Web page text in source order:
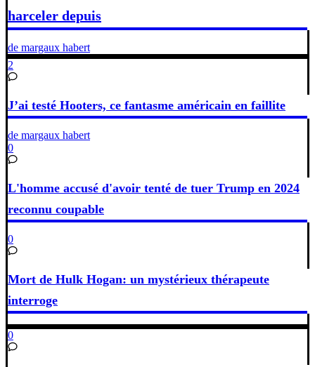
harceler depuis
de margaux habert
2
J’ai testé Hooters, ce fantasme américain en faillite
de margaux habert
0
L'homme accusé d'avoir tenté de tuer Trump en 2024
reconnu coupable
0
Mort de Hulk Hogan: un mystérieux thérapeute
interroge
0